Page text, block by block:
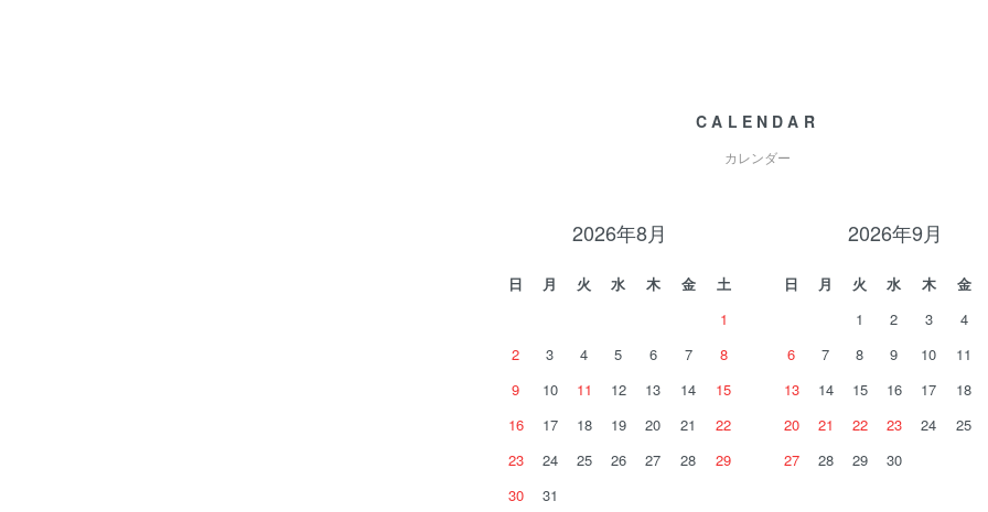
CALENDAR
カレンダー
2026年8月
日 月 火 水 木 金
土
1
2
3 4 5 6 7
8
9
10 11 12 13 14
15
16
17 18 19 20 21
22
23
24 25 26 27 28
29
30
31
2026年9月
日 月 火 水 木 金
1
2 3 4
6
7 8 9 10 11
13
14 15 16 17 18
20
21 22 23 24 25
27
28 29 30